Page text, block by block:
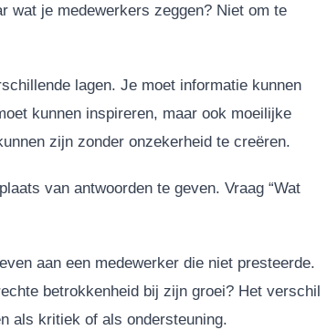
wat je medewerkers zeggen? Niet om te
lagen. Je moet informatie kunnen
kunnen inspireren, maar ook moeilijke
zijn zonder onzekerheid te creëren.
van antwoorden te geven. Vraag “Wat
aan een medewerker die niet presteerde.
betrokkenheid bij zijn groei? Het verschil
als kritiek of als ondersteuning.